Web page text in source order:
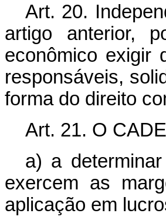
Art. 20.
artigo anterior,
econômico exigir
responsáveis,
forma do direito
Art. 21. O
a) a
exercem as
aplicação em